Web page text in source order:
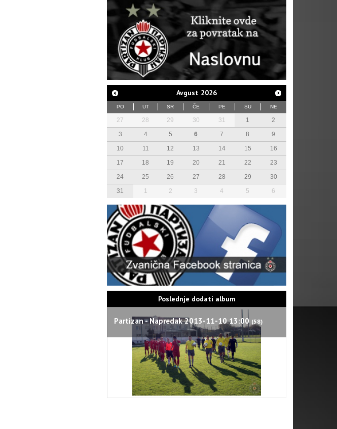
Avgust 2026
PO UT SR ČE PE SU NE
27 28 29 30 31 1
2
3
4 5 6 7 8
9
10
11 12 13 14 15
16
17
18 19 20 21 22
23
24
25 26 27 28 29
30
31
1 2 3 4 5 6
Poslednje dodati album
Partizan - Napredak 2013-11-10 13:00 (58)